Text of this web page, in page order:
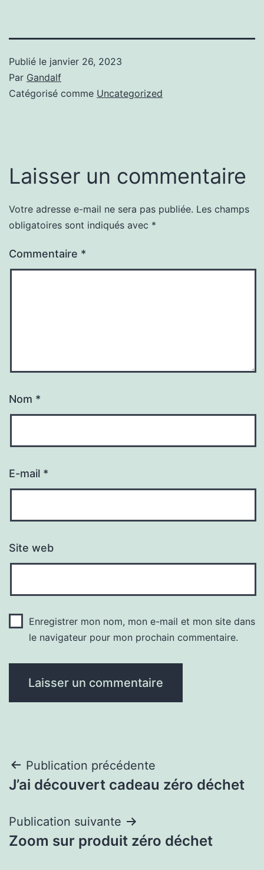
Publié le janvier 26, 2023
Par Gandalf
Catégorisé comme Uncategorized
Laisser un commentaire
Votre adresse e-mail ne sera pas publiée. Les champs
obligatoires sont indiqués avec *
Commentaire *
Nom *
E-mail *
Site web
Enregistrer mon nom, mon e-mail et mon site dans
le navigateur pour mon prochain commentaire.
Navigation
de
l’article
Publication précédente
J’ai découvert cadeau zéro déchet
Publication suivante
Zoom sur produit zéro déchet